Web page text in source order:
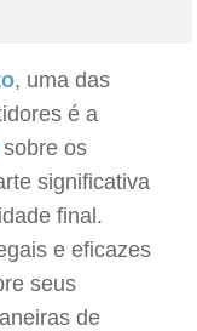
, uma das
é a
sobre os
significativa
final.
e eficazes
seus
de